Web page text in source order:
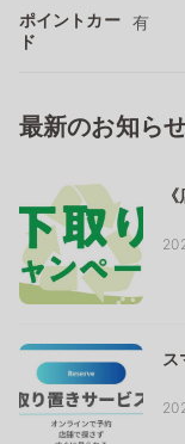
ポイントカー
ド
有
最新のお知ら
ス